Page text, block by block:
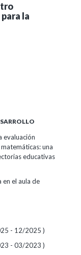
la
evaluación
una
educativas
en el aula de
- 12/2025 )
- 03/2023 )